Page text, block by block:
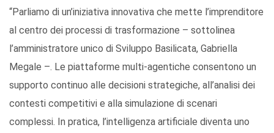
“Parliamo di un’iniziativa innovativa che mette l’imprenditore
al centro dei processi di trasformazione – sottolinea
l’amministratore unico di Sviluppo Basilicata, Gabriella
Megale –. Le piattaforme multi-agentiche consentono un
supporto continuo alle decisioni strategiche, all’analisi dei
contesti competitivi e alla simulazione di scenari
complessi. In pratica, l’intelligenza artificiale diventa uno